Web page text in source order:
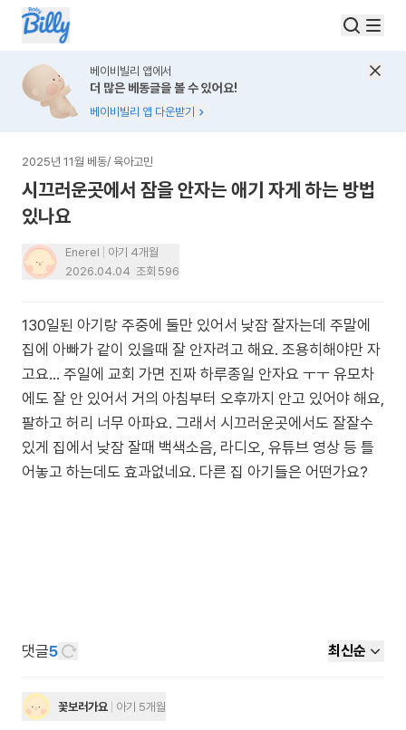
베이비빌리 앱에서
더 많은 베동글을 볼 수 있어요!
베이비빌리 앱 다운받기
2025년 11월 베동/ 육아고민
시끄러운곳에서 잠을 안자는 애기 자게 하는 방법
있나요
Enerel
아기 4개월
2026.04.04 조회 596
130일된 아기랑 주중에 둘만 있어서 낮잠 잘자는데 주말에
집에 아빠가 같이 있을때 잘 안자려고 해요. 조용히해야만 자
고요… 주일에 교회 가면 진짜 하루종일 안자요 ㅜㅜ 유모차
에도 잘 안 있어서 거의 아침부터 오후까지 안고 있어야 해요,
팔하고 허리 너무 아파요. 그래서 시끄러운곳에서도 잘잘수
있게 집에서 낮잠 잘때 백색소음, 라디오, 유튜브 영상 등 틀
어놓고 하는데도 효과없네요. 다른 집 아기들은 어떤가요?
댓글5 최신순
꽃보러가요 아기 5개월